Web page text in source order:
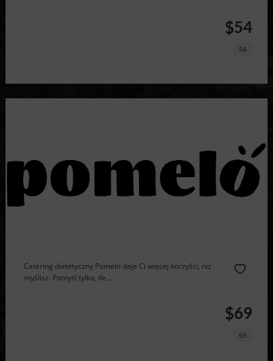
$54
54
Catering dietetyczny Pomelo daje Ci więcej korzyści, niż
myślisz. Pomyśl tylko, ile...
$69
69